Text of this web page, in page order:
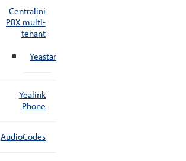
Centralini
PBX multi-
tenant
Yeastar
Yealink
Phone
AudioCodes